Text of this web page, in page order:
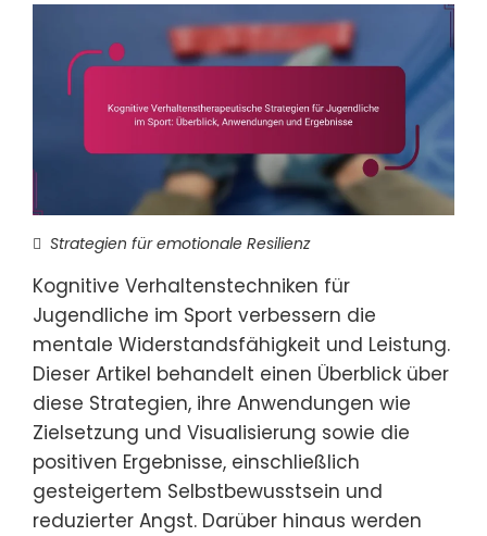
Strategien für emotionale Resilienz
Kognitive Verhaltenstechniken für
Jugendliche im Sport verbessern die
mentale Widerstandsfähigkeit und Leistung.
Dieser Artikel behandelt einen Überblick über
diese Strategien, ihre Anwendungen wie
Zielsetzung und Visualisierung sowie die
positiven Ergebnisse, einschließlich
gesteigertem Selbstbewusstsein und
reduzierter Angst. Darüber hinaus werden